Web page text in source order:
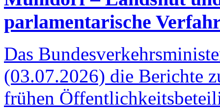
parlamentarische
Das
(03.07.2026) die Berichte
frühen